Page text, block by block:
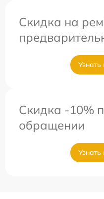
Скидка на
Узнать
Скидка -10%
обращении
Узнать